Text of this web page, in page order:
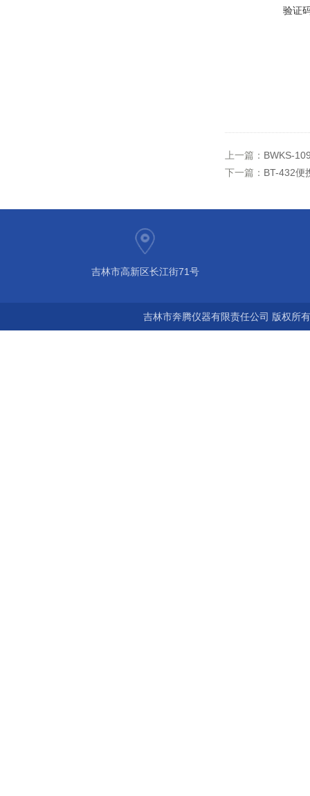
验证
上一篇： BWKS-
下一篇： BT-432便
吉林市高新区长江街71号
吉林市奔腾仪器有限责任公司 版权所